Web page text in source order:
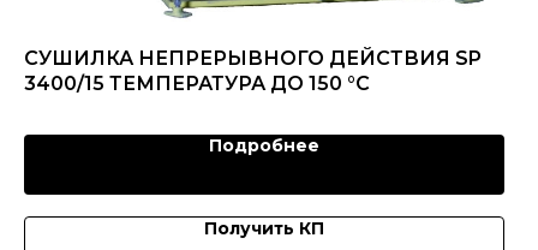
СУШИЛКА НЕПРЕРЫВНОГО ДЕЙСТВИЯ SP
3400/15 ТЕМПЕРАТУРА ДО 150 °C
Подробнее
Получить КП